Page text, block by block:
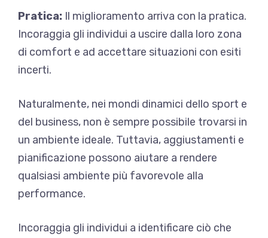
Pratica: Il miglioramento arriva con la pratica.
Incoraggia gli individui a uscire dalla loro zona
di comfort e ad accettare situazioni con esiti
incerti.
Naturalmente, nei mondi dinamici dello sport e
del business, non è sempre possibile trovarsi in
un ambiente ideale. Tuttavia, aggiustamenti e
pianificazione possono aiutare a rendere
qualsiasi ambiente più favorevole alla
performance.
Incoraggia gli individui a identificare ciò che